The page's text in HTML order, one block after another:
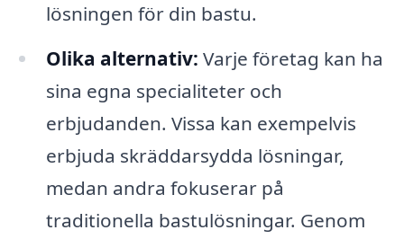
lösningen för din bastu.
Olika alternativ: Varje företag kan ha
sina egna specialiteter och
erbjudanden. Vissa kan exempelvis
erbjuda skräddarsydda lösningar,
medan andra fokuserar på
traditionella bastulösningar. Genom